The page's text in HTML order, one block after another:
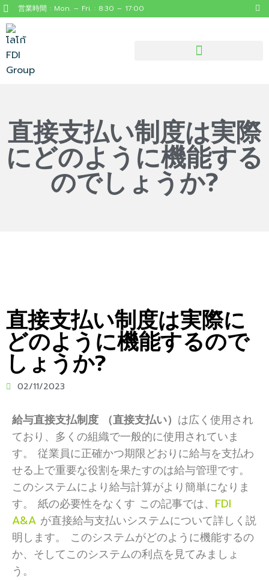
営業時間 : Mon. – Fri. : 8:30 – 17:00
直接支払い制度は実際
にどのように機能する
のでしょうか?
直接支払い制度は実際に
どのように機能するので
しょうか?
02/11/2023
給与直接支払制度 （直接支払い） は広く使用され
ており、多くの組織で一般的に使用されていま
す。 従業員に正確かつ期限どおりに給与を支払わ
せる上で重要な役割を果たすのは給与管理です。
このシステムにより給与計算がより簡単になりま
す。 紙の必要性をなくす この記事では、 FDI
A&A が直接給与支払いシステムについて詳しく説
明します。 このシステムがどのように機能するの
か、そしてこのシステムの利点を見てみましょ
う。